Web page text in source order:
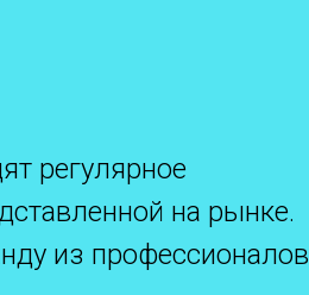
регулярное
на рынке.
из профессионалов